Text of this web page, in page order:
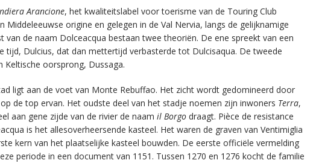
Arancione, het kwaliteitslabel voor toerisme van de Touring Club
Middeleeuwse origine en gelegen in de Val Nervia, langs de gelijknamige
van de naam Dolceacqua bestaan twee theoriën. De ene spreekt van een
tijd, Dulcius, dat dan mettertijd verbasterde tot Dulcisaqua. De tweede
oorsprong, Dussaga.
ligt aan de voet van Monte Rebuffao. Het zicht wordt gedomineerd door
de top ervan. Het oudste deel van het stadje noemen zijn inwoners Terra,
aan gene zijde van de rivier de naam il Borgo draagt. Pièce de resistance
is het allesoverheersende kasteel. Het waren de graven van Ventimiglia
kern van het plaatselijke kasteel bouwden. De eerste officiële vermelding
periode in een document van 1151. Tussen 1270 en 1276 kocht de familie